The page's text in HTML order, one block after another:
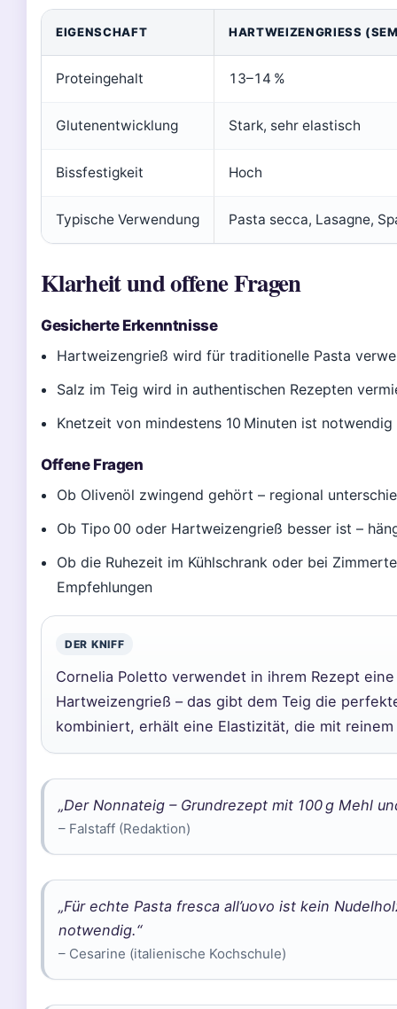
EIGENSCHAFT HARTWEIZENGRIESS
Proteingehalt 13–14 %
Glutenentwicklung Stark, sehr elastisch
Bissfestigkeit Hoch
Typische Verwendung Pasta secca, Lasagne,
Klarheit und offene Fragen
Gesicherte Erkenntnisse
Hartweizengrieß wird für traditionelle Pasta
Salz im Teig wird in authentischen Rezepten
Knetzeit von mindestens 10 Minuten ist
Offene Fragen
Ob Olivenöl zwingend gehört – regional
Ob Tipo 00 oder Hartweizengrieß besser ist –
Ob die Ruhezeit im Kühlschrank oder bei
Empfehlungen
DER KNIFF
Cornelia Poletto verwendet in ihrem Rezept
Hartweizengrieß – das gibt dem Teig die
kombiniert, erhält eine Elastizität, die mit
„Der Nonnateig – Grundrezept mit 100 g Mehl
– Falstaff (Redaktion)
„Für echte Pasta fresca all’uovo ist kein
notwendig.“
– Cesarine (italienische Kochschule)